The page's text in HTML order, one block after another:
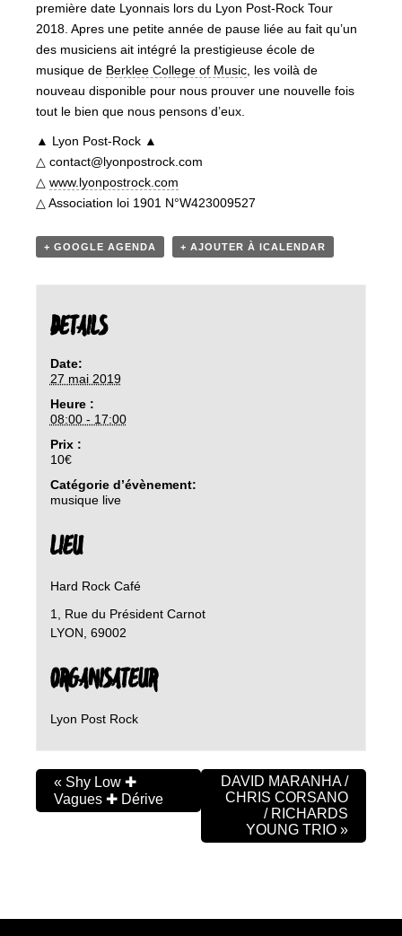
première date Lyonnais lors du Lyon Post-Rock Tour
2018. Apres une petite année de pause liée au fait qu’un
des musiciens ait intégré la prestigieuse école de
musique de Berklee College of Music , les voilà de
nouveau disponible pour nous prouver une nouvelle fois
tout le bien que nous pensons d’eux.
▲ Lyon Post-Rock ▲
△ contact@lyonpostrock.com
△ www.lyonpostrock.com
△ Association loi 1901 N°W423009527
+ GOOGLE AGENDA + AJOUTER À ICALENDAR
DETAILS
Date:
27 mai 2019
Heure :
08:00 - 17:00
Prix :
10€
Catégorie d’évènement:
musique live
LIEU
Hard Rock Café
1, Rue du Président Carnot
LYON 69002
ORGANISATEUR
Lyon Post Rock
« Shy Low ✚
Vagues ✚ Dérive
DAVID MARANHA /
CHRIS CORSANO
/ RICHARDS
YOUNG TRIO »